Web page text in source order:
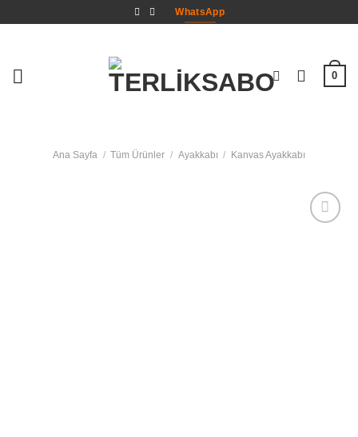
WhatsApp
0
Ana Sayfa / Tüm Ürünler / Ayakkabı / Kanvas Ayakkabı